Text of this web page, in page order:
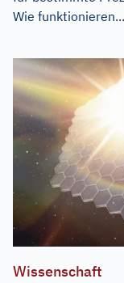
Wie funktionieren...
Wissenschaft